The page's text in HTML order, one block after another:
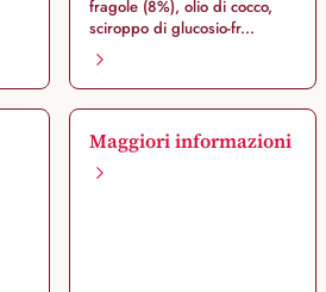
fragole (8%), olio di cocco,
sciroppo di glucosio-fr...
Maggiori informazioni